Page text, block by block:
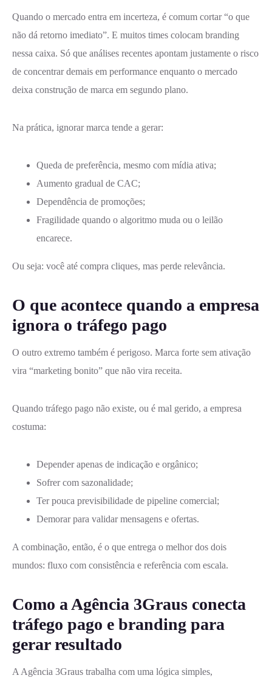
Quando o mercado entra em incerteza, é comum cortar “o que
não dá retorno imediato”. E muitos times colocam branding
nessa caixa. Só que análises recentes apontam justamente o risco
de concentrar demais em performance enquanto o mercado
deixa construção de marca em segundo plano.
Na prática, ignorar marca tende a gerar:
Queda de preferência, mesmo com mídia ativa;
Aumento gradual de CAC;
Dependência de promoções;
Fragilidade quando o algoritmo muda ou o leilão
encarece.
Ou seja: você até compra cliques, mas perde relevância.
O que acontece quando a empresa
ignora o tráfego pago
O outro extremo também é perigoso. Marca forte sem ativação
vira “marketing bonito” que não vira receita.
Quando tráfego pago não existe, ou é mal gerido, a empresa
costuma:
Depender apenas de indicação e orgânico;
Sofrer com sazonalidade;
Ter pouca previsibilidade de pipeline comercial;
Demorar para validar mensagens e ofertas.
A combinação, então, é o que entrega o melhor dos dois
mundos: fluxo com consistência e referência com escala.
Como a Agência 3Graus conecta
tráfego pago e branding para
gerar resultado
A Agência 3Graus trabalha com uma lógica simples,